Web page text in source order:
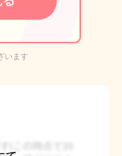
います